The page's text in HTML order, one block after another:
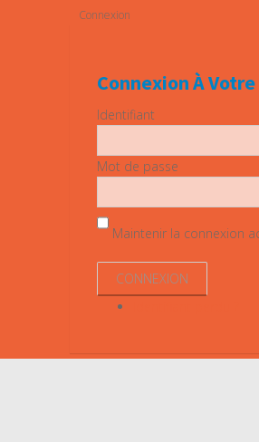
Connexion
Connexion À
Identifiant
Mot de passe
Maintenir la connexion